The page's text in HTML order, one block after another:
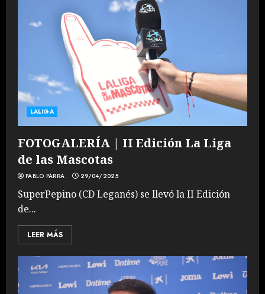
LALIGA
FOTOGALERÍA | II Edición La Liga
de las Mascotas
PABLO PARRA 29/04/2025
SuperPepino (CD Leganés) se llevó la II Edición
de...
LEER MÁS